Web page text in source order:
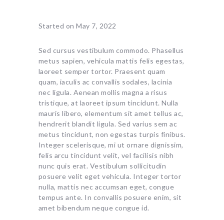
Started on May 7, 2022
Sed cursus vestibulum commodo. Phasellus
metus sapien, vehicula mattis felis egestas,
laoreet semper tortor. Praesent quam
quam, iaculis ac convallis sodales, lacinia
nec ligula. Aenean mollis magna a risus
tristique, at laoreet ipsum tincidunt. Nulla
mauris libero, elementum sit amet tellus ac,
hendrerit blandit ligula. Sed varius sem ac
metus tincidunt, non egestas turpis finibus.
Integer scelerisque, mi ut ornare dignissim,
felis arcu tincidunt velit, vel facilisis nibh
nunc quis erat. Vestibulum sollicitudin
posuere velit eget vehicula. Integer tortor
nulla, mattis nec accumsan eget, congue
tempus ante. In convallis posuere enim, sit
amet bibendum neque congue id.